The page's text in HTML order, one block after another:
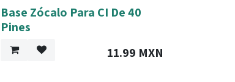
Base Zócalo Para CI De 40
Pines
11.99 MXN